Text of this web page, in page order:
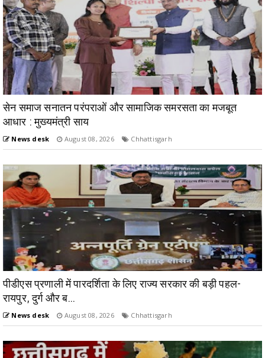
सेन समाज सनातन परंपराओं और सामाजिक समरसता का मजबूत
आधार : मुख्यमंत्री साय
News desk August 08, 2026 Chhattisgarh
पीडीएस प्रणाली में पारदर्शिता के लिए राज्य सरकार की बड़ी पहल-
रायपुर, दुर्ग और ब...
News desk August 08, 2026 Chhattisgarh